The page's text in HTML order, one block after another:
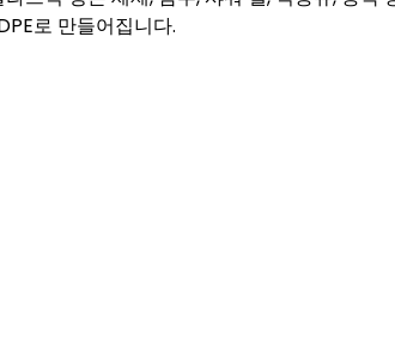
로 만들어집니다.